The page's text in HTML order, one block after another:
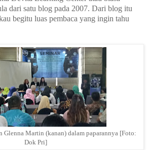
dari satu blog pada 2007. Dari blog itu
begitu luas pembaca yang ingin tahu
Glenna Martin (kanan) dalam paparannya [Foto:
Dok Pri]